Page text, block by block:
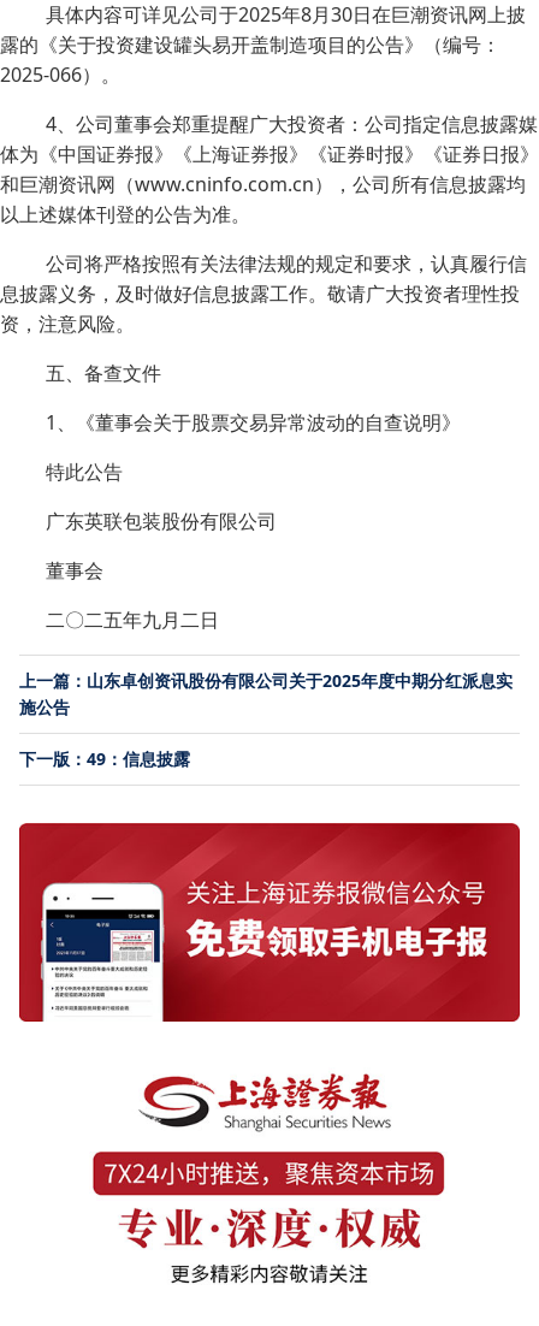
具体内容可详见公司于2025年8月30日在巨潮资讯网上披
露的《关于投资建设罐头易开盖制造项目的公告》（编号：
2025-066）。
4、公司董事会郑重提醒广大投资者：公司指定信息披露媒
体为《中国证券报》《上海证券报》《证券时报》《证券日报》
和巨潮资讯网（www.cninfo.com.cn），公司所有信息披露均
以上述媒体刊登的公告为准。
公司将严格按照有关法律法规的规定和要求，认真履行信
息披露义务，及时做好信息披露工作。敬请广大投资者理性投
资，注意风险。
五、备查文件
1、《董事会关于股票交易异常波动的自查说明》
特此公告
广东英联包装股份有限公司
董事会
二〇二五年九月二日
上一篇：山东卓创资讯股份有限公司关于2025年度中期分红派息实
施公告
下一版：49：信息披露